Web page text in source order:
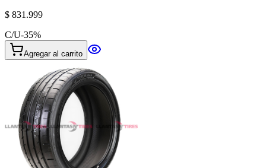
$ 831.999
C/U-35%
Agregar al carrito